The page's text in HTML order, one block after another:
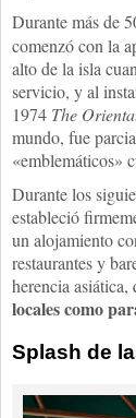
Durante más de
comenzó con la
alto de la isla
servicio, y al
1974 The
mundo, fue
«emblemáticos»
Durante los
estableció
un alojamiento
restaurantes y
herencia
locales como
Splash de